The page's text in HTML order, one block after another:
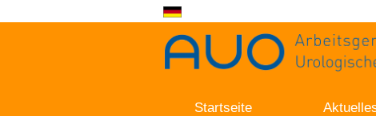
Startseite